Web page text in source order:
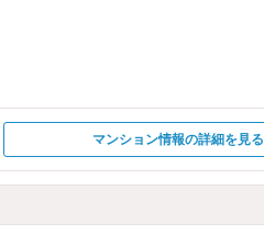
マンション情報の詳細を見る